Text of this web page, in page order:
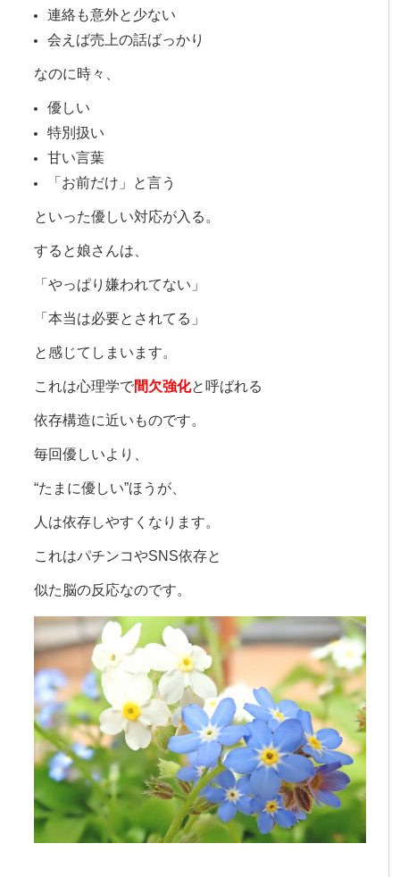
連絡も意外と少ない
会えば売上の話ばっかり
なのに時々、
優しい
特別扱い
甘い言葉
「お前だけ」と言う
といった優しい対応が入る。
すると娘さんは、
「やっぱり嫌われてない」
「本当は必要とされてる」
と感じてしまいます。
これは心理学で間欠強化と呼ばれる
依存構造に近いものです。
毎回優しいより、
“たまに優しい”ほうが、
人は依存しやすくなります。
これはパチンコやSNS依存と
似た脳の反応なのです。